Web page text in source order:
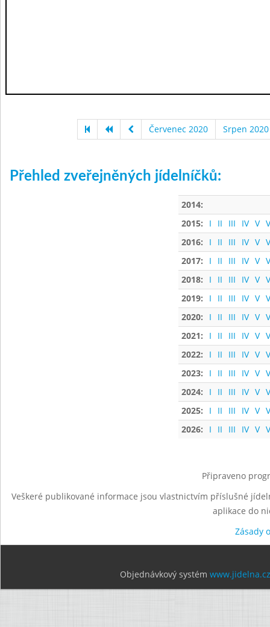
Červenec 2020 Srpen 2020
Přehled zveřejněných jídelníčků:
2014:
2015:
I II III IV V
2016:
I II III IV V
2017:
I II III IV V
2018:
I II III IV V
2019:
I II III IV V
2020:
I II III IV V
2021:
I II III IV V
2022:
I II III IV V
2023:
I II III IV V
2024:
I II III IV V
2025:
I II III IV V
2026:
I II III IV V
Připraveno
Veškeré publikované informace jsou vlastnictvím příslušné
aplikace do
Zásady
Objednávkový systém www.jidelna.cz